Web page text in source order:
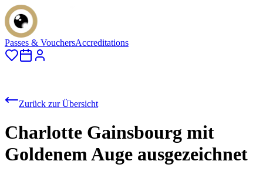
Passes & VouchersAccreditations
Zurück zur Übersicht
Charlotte Gainsbourg mit
Goldenem Auge ausgezeichnet